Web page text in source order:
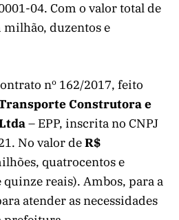
04. Com o valor total de
milhão, duzentos e
nº 162/2017, feito
Construtora e
– EPP, inscrita no CNPJ
No valor deR$
quatrocentos e
reais). Ambos, para a
atender as necessidades